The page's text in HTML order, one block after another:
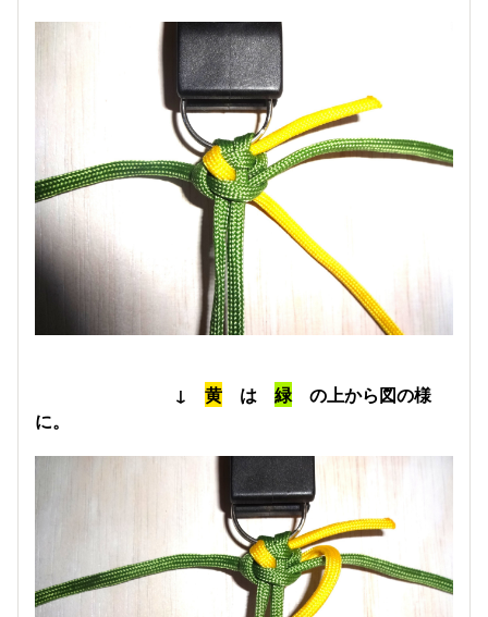
↓ 黄 は 緑の上から図の様
に。